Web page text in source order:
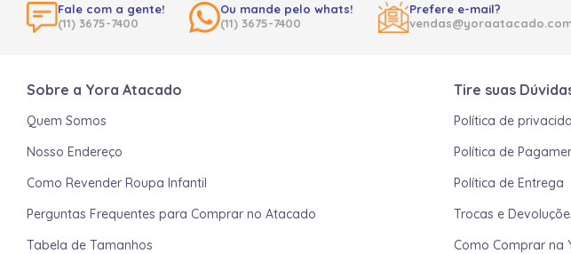
Fale com a gente!
(11) 3675-7400
Ou mande pelo whats!
(11) 3675-7400
Prefere e-mail?
Sobre a Yora Atacado
Quem Somos
Nosso Endereço
Como Revender Roupa Infantil
Perguntas Frequentes para Comprar no Atacado
Tabela de Tamanhos
Tire suas
Política de
Política de
Política de Entrega
Trocas e
Como Comprar na